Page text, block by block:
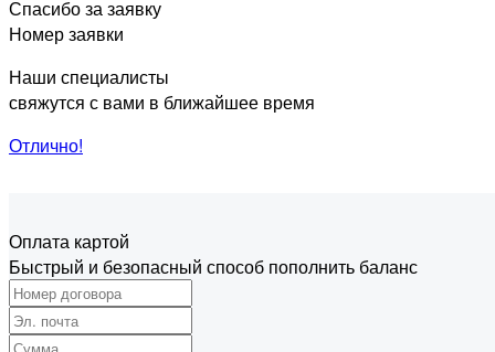
Спасибо за заявку
Номер заявки
Наши специалисты
свяжутся с вами в ближайшее время
Отлично!
Оплата картой
Быстрый и безопасный способ пополнить баланс